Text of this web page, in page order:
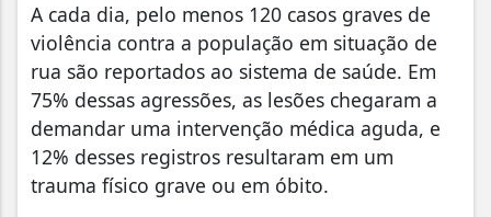
A cada dia, pelo menos 120 casos graves de
violência contra a população em situação de
rua são reportados ao sistema de saúde. Em
75% dessas agressões, as lesões chegaram a
demandar uma intervenção médica aguda, e
12% desses registros resultaram em um
trauma físico grave ou em óbito.